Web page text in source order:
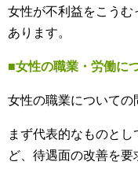
女性が不利益をこう
あります。
■女性の職業・労働に
女性の職業についての
まず代表的なものと
ど、待遇面の改善を